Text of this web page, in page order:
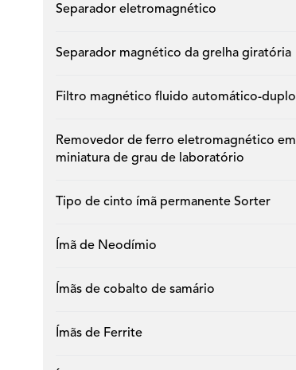
Separador eletromagnético
Separador magnético da grelha giratória
Filtro magnético fluido automático-duplo
Removedor de ferro eletromagnético em
miniatura de grau de laboratório
Tipo de cinto ímã permanente Sorter
Ímã de Neodímio
Ímãs de cobalto de samário
Ímãs de Ferrite